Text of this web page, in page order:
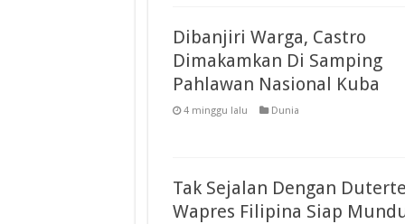
Dibanjiri Warga, Castro
Dimakamkan Di Samping
Pahlawan Nasional Kuba
4 minggu lalu Dunia
Tak Sejalan Dengan
Wapres Filipina Siap